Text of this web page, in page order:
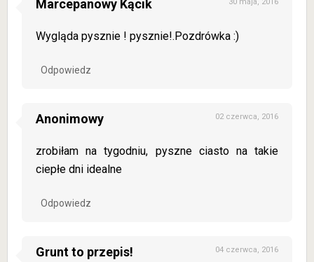
Marcepanowy Kącik
Wygląda pysznie ! pysznie!.Pozdrówka :)
Odpowiedz
Anonimowy 02 czerwca, 2016
zrobiłam na tygodniu, pyszne ciasto na takie
ciepłe dni idealne
Odpowiedz
Grunt to przepis! 04 czerwca, 2016